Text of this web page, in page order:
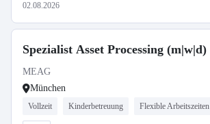
02.08.2026
Spezialist Asset Processing (m|w|d)
MEAG
München
Vollzeit Kinderbetreuung Flexible Arbeitszeiten